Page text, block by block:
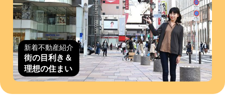
新着不動産紹介
街の目利き＆
理想の住まい